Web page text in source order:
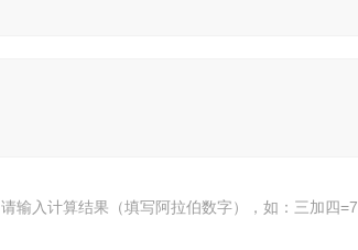
请输入计算结果（填写阿拉伯数字），如：三加四=7